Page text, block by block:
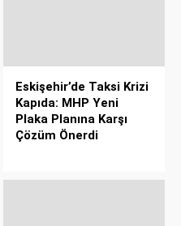
Eskişehir’de Taksi Krizi
Kapıda: MHP Yeni
Plaka Planına Karşı
Çözüm Önerdi